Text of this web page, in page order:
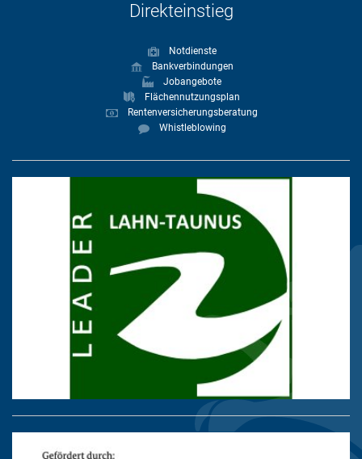
Direkteinstieg
Notdienste
Bankverbindungen
Jobangebote
Flächennutzungsplan
Rentenversicherungsberatung
Whistleblowing